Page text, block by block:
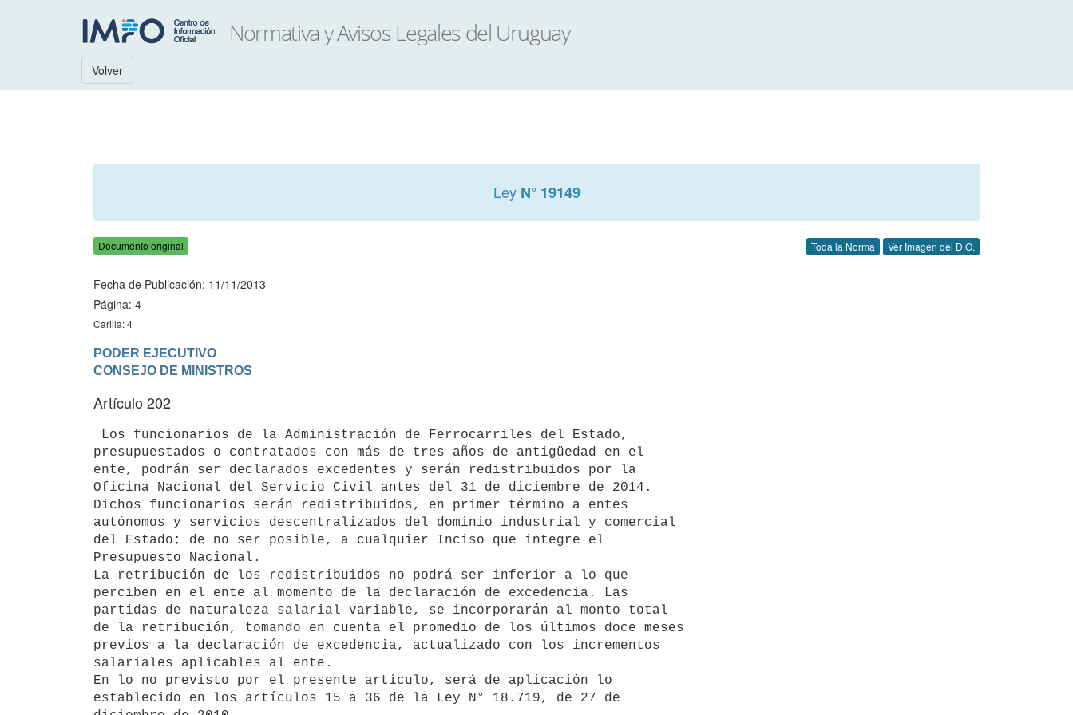
Volver
Ley N° 19149
Documento original Toda la Norma Ver Imagen del D.O.
Fecha de Publicación: 11/11/2013
Página: 4
Carilla: 4
PODER EJECUTIVO
Artículo 202
presupuestados o contratados con más de tres años de antigüedad en el
ente, podrán ser declarados excedentes y serán redistribuidos por la
Oficina Nacional del Servicio Civil antes del 31 de diciembre de 2014.
Dichos funcionarios serán redistribuidos, en primer término a entes
autónomos y servicios descentralizados del dominio industrial y comercial
del Estado; de no ser posible, a cualquier Inciso que integre el
Presupuesto Nacional.
La retribución de los redistribuidos no podrá ser inferior a lo que
perciben en el ente al momento de la declaración de excedencia. Las
partidas de naturaleza salarial variable, se incorporarán al monto total
de la retribución, tomando en cuenta el promedio de los últimos doce meses
previos a la declaración de excedencia, actualizado con los incrementos
salariales aplicables al ente.
En lo no previsto por el presente artículo, será de aplicación lo
establecido en los artículos 15 a 36 de la Ley N° 18.719, de 27 de